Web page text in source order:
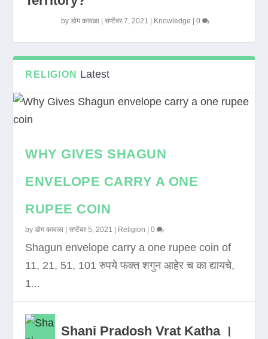
byडोम कावळा |सप्टेंबर 7, 2021 Knowledge |0
RELIGION Latest
WHY GIVES SHAGUN
ENVELOPE CARRY A ONE
RUPEE COIN
byडोम कावळा |सप्टेंबर 5, 2021 Religion |0
Shagun envelope carry a one rupee coin of
11, 21, 51, 101 रुपये फक्त शगुन आहेर च का द्यायचे,
1...
Shani Pradosh Vrat Katha ।